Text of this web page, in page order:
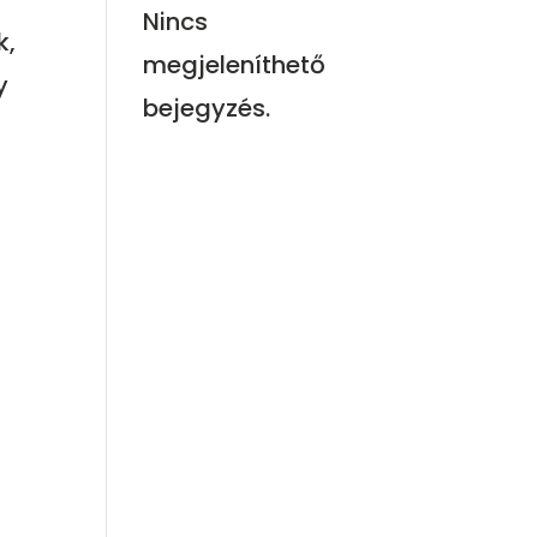
Nincs
megjeleníthető
bejegyzés.